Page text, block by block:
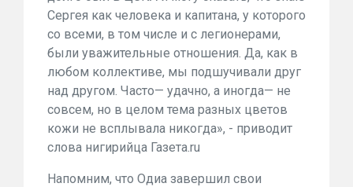
Сергея как человека и капитана, у которого
со всеми, в том числе и с легионерами,
были уважительные отношения. Да, как в
любом коллективе, мы подшучивали друг
над другом. Часто— удачно, а иногда— не
совсем, но в целом тема разных цветов
кожи не всплывала никогда», - приводит
слова нигирийца Газета.ru
Напомним, что Одиа завершил свои